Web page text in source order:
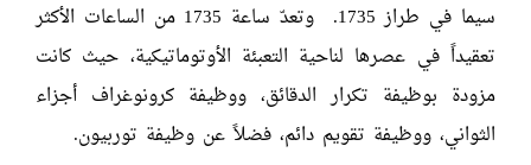
سيما في طراز 1735. وتعدّ ساعة 1735 من الساعات الأكثر
تعقيداً في عصرها لناحية التعبئة الأوتوماتيكية، حيث كانت
مزودة بوظيفة تكرار الدقائق، ووظيفة كرونوغراف أجزاء
الثواني، ووظيفة تقويم دائم، فضلاً عن وظيفة توربيون.